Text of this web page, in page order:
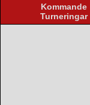
Kommande
Turneringar